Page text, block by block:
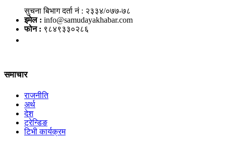
सुचना बिभाग दर्ता नं : २३३४/०७७-७८
इमेल : info@samudayakhabar.com
फोन : ९८४९३३०२८६
समाचार
राजनीति
अर्थ
देश
ट्रेन्डिङ
टिभी कार्यक्रम